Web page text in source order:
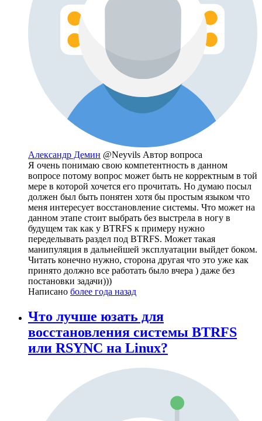
Александр Демин @Neyvils Автор вопроса
Я очень понимаю свою компетентность в данном
вопросе потому вопрос может быть не корректным в той
мере в которой хочется его прочитать. Но думаю посыл
должен был быть понятен хотя бы простым языком что
меня интересует восстановление системы. Что может на
данном этапе стоит выбрать без выстрела в ногу в
будущем так как у BTRFS к примеру нужно
переделывать раздел под BTRFS. Может такая
манипуляция в дальнейшей эксплуатации выйдет боком.
Читать конечно нужно, сторона другая что это уже как
принято должно все работать было вчера ) даже без
постановки задачи)))
Написано более года назад
Что лучше юзать для
восстановления системы BTRFS
или RSYNC на Linux?